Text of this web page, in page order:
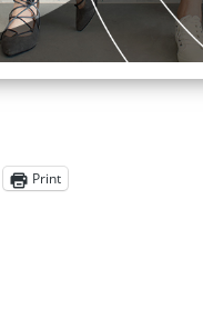
Print